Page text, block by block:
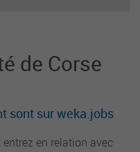
de Corse
sont sur weka.jobs
en relation avec